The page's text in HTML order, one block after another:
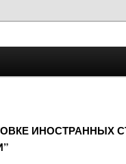
ИНОСТРАННЫХ